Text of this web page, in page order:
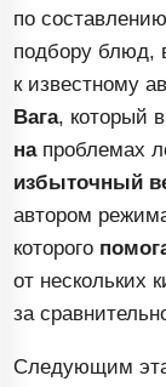
по
подбору блюд,
к известному
Вага, который
напроблемах
избыточный
автором
которого
от нескольких
за
Следующим